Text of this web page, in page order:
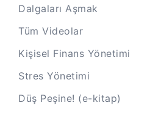
Dalgaları Aşmak
Tüm Videolar
Kişisel Finans Yönetimi
Stres Yönetimi
Düş Peşine! (e-kitap)